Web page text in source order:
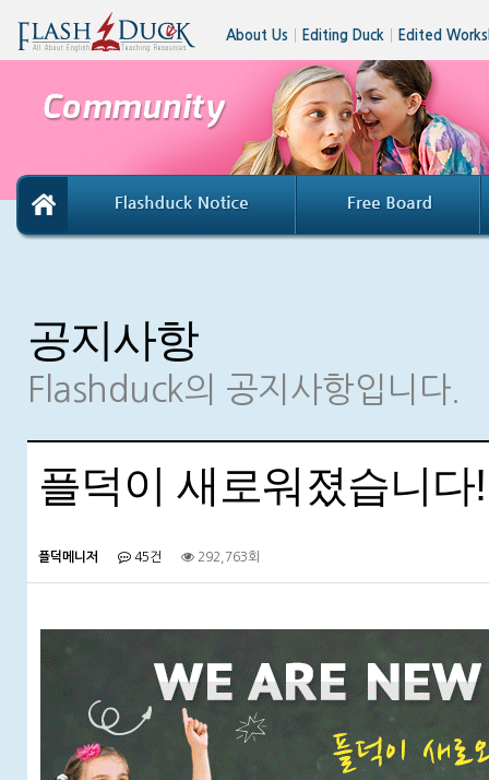
About Us Editing Duck Edited
공지사항
Flashduck의 공지사항입니다.
플덕이 새로워졌습니다!
플덕메니저 45건 292,763회